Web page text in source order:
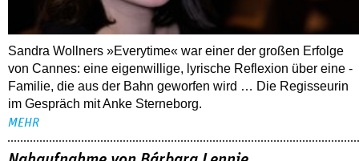
Sandra Wollners »Everytime« war einer der großen Erfolge
von Cannes: eine eigenwillige, lyrische Reflexion über eine ­
Familie, die aus der Bahn geworfen wird … Die Regisseurin
im Gespräch mit Anke Sterneborg.
MEHR